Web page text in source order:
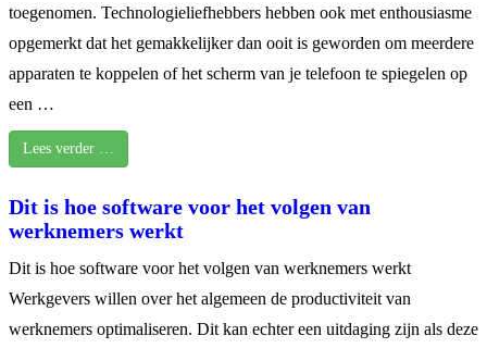
toegenomen. Technologieliefhebbers hebben ook met enthousiasme
opgemerkt dat het gemakkelijker dan ooit is geworden om meerdere
apparaten te koppelen of het scherm van je telefoon te spiegelen op
een …
Lees verder …
Dit is hoe software voor het volgen van
werknemers werkt
Dit is hoe software voor het volgen van werknemers werkt
Werkgevers willen over het algemeen de productiviteit van
werknemers optimaliseren. Dit kan echter een uitdaging zijn als deze